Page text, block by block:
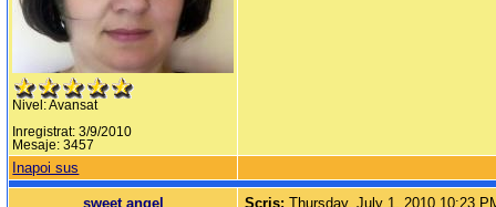
Nivel: Avansat
Inregistrat: 3/9/2010
Mesaje: 3457
Inapoi sus
sweet angel Scris:Thursday, July 1, 2010 10:23